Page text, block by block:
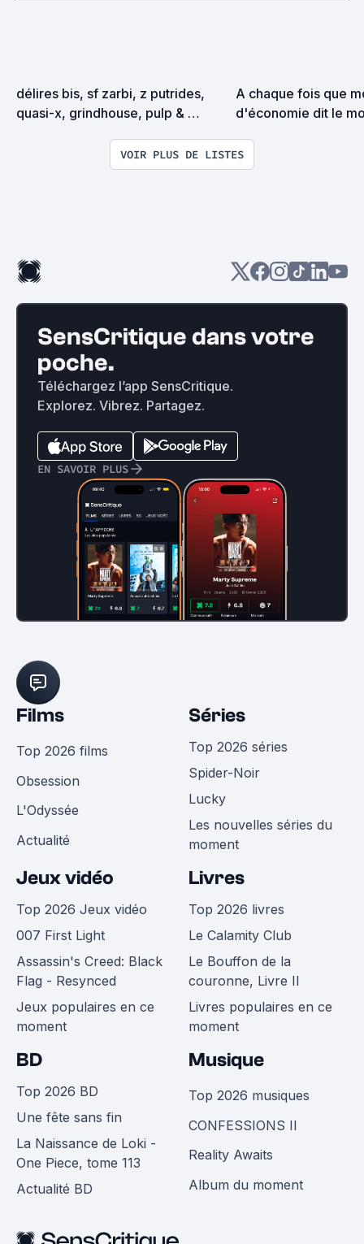
délires bis, sf zarbi, z putrides,
quasi-x, grindhouse, pulp &
A chaque fois que
d'économie dit le
VOIR PLUS DE LISTES
SensCritique dans votre
poche.
Téléchargez l’app SensCritique.
Explorez. Vibrez. Partagez.
EN SAVOIR PLUS
Films
Top 2026 films
Obsession
L'Odyssée
Actualité
Séries
Top 2026 séries
Spider-Noir
Lucky
Les nouvelles séries du
moment
Jeux vidéo
Top 2026 Jeux vidéo
007 First Light
Assassin's Creed: Black
Flag - Resynced
Jeux populaires en ce
moment
Livres
Top 2026 livres
Le Calamity Club
Le Bouffon de la
couronne, Livre II
Livres populaires en ce
moment
BD
Top 2026 BD
Une fête sans fin
La Naissance de Loki -
One Piece, tome 113
Actualité BD
Musique
Top 2026 musiques
CONFESSIONS II
Reality Awaits
Album du moment